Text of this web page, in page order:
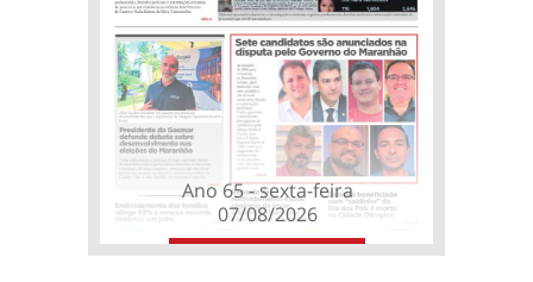
Ano 65 - sexta-feira
07/08/2026